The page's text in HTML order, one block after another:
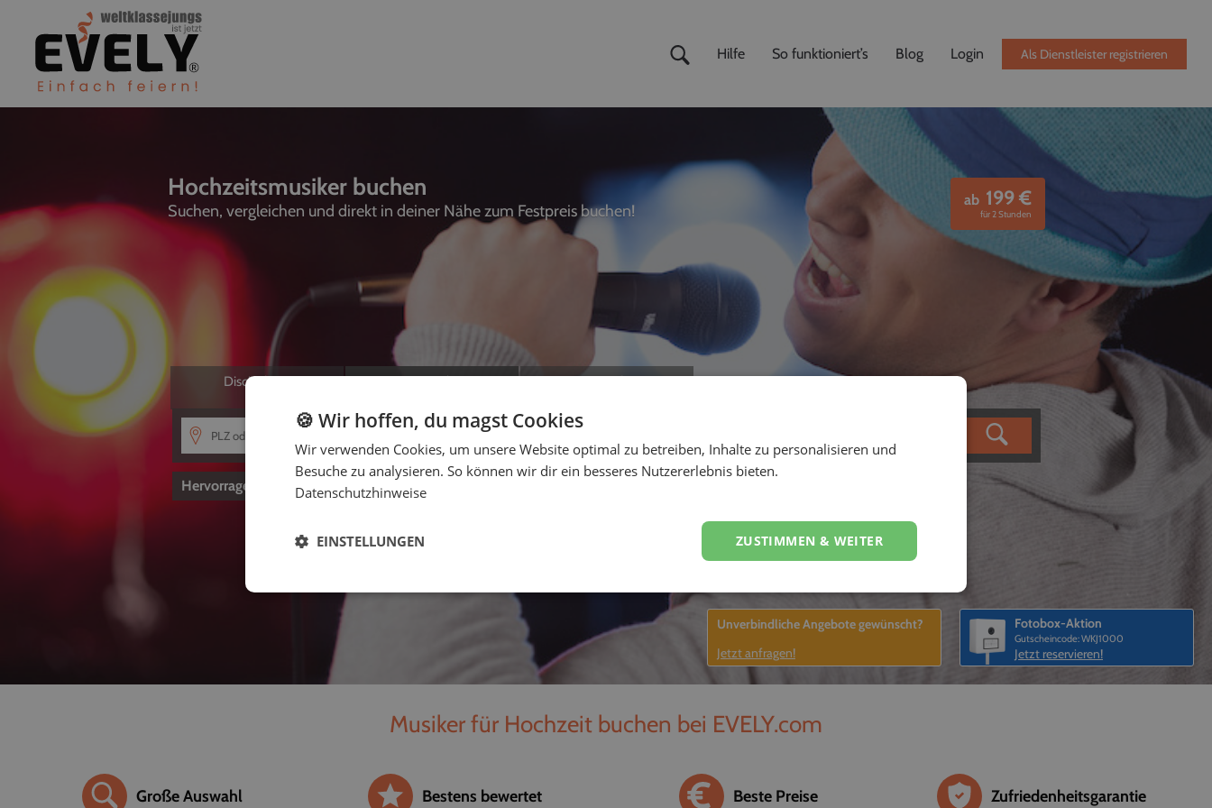
Hilfe So funktioniert’s Blog Login Als Dienstleister registrieren
Hochzeitsmusiker buchen
Suchen, vergleichen und direkt in deiner Nähe zum Festpreis buchen!
ab 199€
für 2 Stunden
Discjockeys Livemusiker, Fotografen
Hervorragend von 5
Fotobox-Aktion
Gutscheincode: WKJ1000
Jetzt reservieren!
Unverbindliche Angebote gewünscht?
Jetzt anfragen!
Musiker für Hochzeit buchen bei EVELY.com
Große Auswahl Bestens bewertet Beste Preise Zufriedenheitsgarantie
🍪 Wir hoffen, du magst Cookies
Wir verwenden Cookies, um unsere Website optimal zu betreiben, Inhalte zu personalisieren und
Besuche zu analysieren. So können wir dir ein besseres Nutzererlebnis bieten.
Datenschutzhinweise
ZUSTIMMEN & WEITER
EINSTELLUNGEN